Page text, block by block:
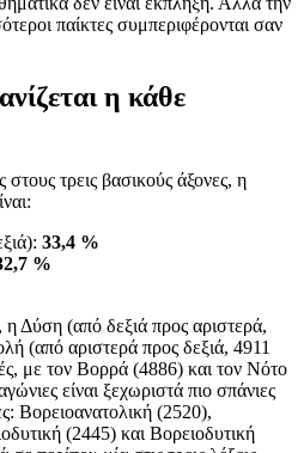
παίκτες συμπεριφέρονται σαν
η κάθε
τρεις βασικούς άξονες, η
33,4 %
%
η Δύση (από δεξιά προς αριστερά,
(από αριστερά προς δεξιά, 4911
με τον Βορρά (4886) και τον Νότο
είναι ξεχωριστά πιο σπάνιες
Βορειοανατολική (2520),
(2445) και Βορειοδυτική